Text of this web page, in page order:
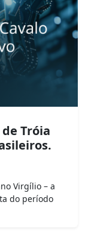
de Tróia
Virgílio – a
do período